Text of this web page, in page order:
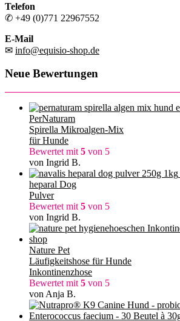
Telefon
✆ +49 (0)771 22967552
E-Mail
✉ info@equisio-shop.de
Neue Bewertungen
PerNaturam
Spirella Mikroalgen-Mix
für Hunde
Bewertet mit 5 von 5
von Ingrid B.
heparal Dog
Pulver
Bewertet mit 5 von 5
von Ingrid B.
Nature Pet
Läufigkeitshose für Hunde
Inkontinenzhose
Bewertet mit 5 von 5
von Anja B.